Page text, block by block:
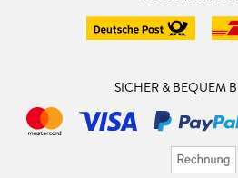
SICHER & BEQUEM